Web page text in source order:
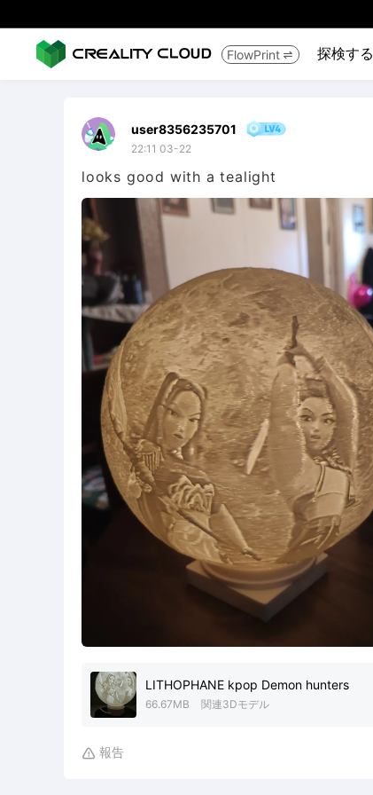
FlowPrint  探検する
user8356235701
22:11 03-22
looks good with a tealight
LITHOPHANE kpop Demon hunters
66.67MB 関連3Dモデル
 報告